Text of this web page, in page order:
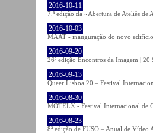
2016-10-11
7.ª edição da «Abertura de Ateliês de
2016-10-03
MAAT - inauguração do novo
2016-09-20
26ª edição Encontros da Imagem | 20
2016-09-13
Queer Lisboa 20 – Festival
2016-08-30
MOTELX - Festival Internacional de
2016-08-23
8ª edição de FUSO – Anual de